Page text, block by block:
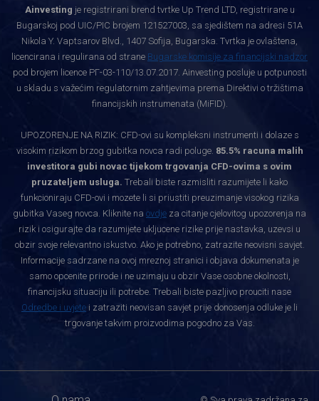
Ainvesting je registrirani brend tvrtke Up Trend LTD, registrirane u
Bugarskoj pod UIC/PIC brojem 121527003, sa sjedištem na adresi 51A
Nikola Y. Vaptsarov Blvd., 1407 Sofija, Bugarska. Tvrtka je ovlaštena,
licencirana i regulirana od strane Bugarske komisije za financijski nadzor
pod brojem licence РГ-03-110/13.07.2017. Ainvesting posluje u potpunosti
u skladu s važećim regulatornim zahtjevima prema Direktivi o tržištima
financijskih instrumenata (MiFID).
UPOZORENJE NA RIZIK: CFD-ovi su kompleksni instrumenti i dolaze s
visokim rizikom brzog gubitka novca radi poluge. 85.5% racuna malih
investitora gubi novac tijekom trgovanja CFD-ovima s ovim
pruzateljem usluga. Trebali biste razmisliti razumijete li kako
funkcioniraju CFD-ovi i mozete li si priustiti preuzimanje visokog rizika
gubitka Vaseg novca. Kliknite na ovdje za citanje cjelovitog upozorenja na
rizik i osigurajte da razumijete ukljucene rizike prije nastavka, uzevsi u
obzir svoje relevantno iskustvo. Ako je potrebno, zatrazite neovisni savjet.
Informacije sadrzane na ovoj mreznoj stranici i objava dokumenata je
samo opcenite prirode i ne uzimaju u obzir Vase osobne okolnosti,
financijsku situaciju ili potrebe. Trebali biste pazljivo prouciti nase
Odredbe i uvjete i zatraziti neovisan savjet prije donosenja odluke je li
trgovanje takvim proizvodima pogodno za Vas.